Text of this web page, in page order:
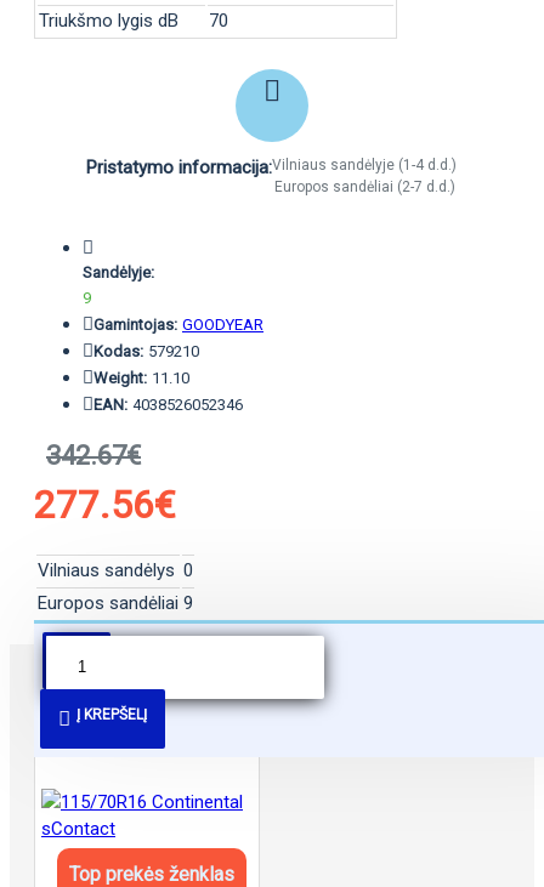
Triukšmo lygis dB
70
Pristatymo informacija:Vilniaus sandėlyje (1-4 d.d.)
Europos sandėliai (2-7 d.d.)
Sandėlyje:
9
Gamintojas: GOODYEAR
Kodas: 579210
Weight: 11.10
EAN: 4038526052346
342.67€
277.56€
Vilniaus sandėlys 0
Europos sandėliai 9
Į KREPŠELĮ
PANAŠŪS PASIŪLYMAI
Top prekės ženklas